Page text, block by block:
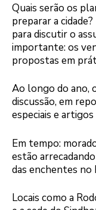
Quais serão os
preparar a
para discutir o
importante: os
propostas em
Ao longo do ano,
discussão, em
especiais e
Em tempo:
estão
das enchentes no
Locais como a